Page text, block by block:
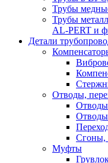
Трубы
Трубы
AL-PERT и
Детали
Отводы,
Отводы
Отводы
Сгоны,
Муфты